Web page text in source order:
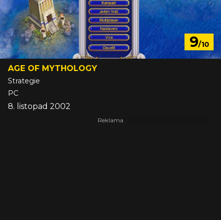
9/10
AGE OF MYTHOLOGY
Strategie
PC
8. listopad 2002